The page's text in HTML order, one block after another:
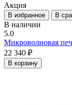
Акция
В избранное В
В наличии
5.0
Микроволновая
22 340 ₽
В корзину